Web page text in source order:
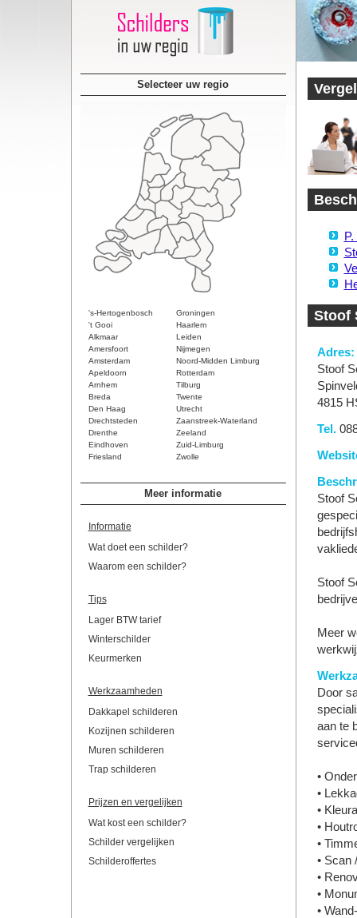
Selecteer uw regio
's-Hertogenbosch
Groningen
't Gooi
Haarlem
Alkmaar
Leiden
Amersfoort
Nijmegen
Amsterdam
Noord-Midden Limburg
Apeldoorn
Rotterdam
Arnhem
Tilburg
Breda
Twente
Den Haag
Utrecht
Drechtsteden
Zaanstreek-Waterland
Drenthe
Zeeland
Eindhoven
Zuid-Limburg
Friesland
Zwolle
Meer informatie
Informatie
Wat doet een schilder?
Waarom een schilder?
Tips
Lager BTW tarief
Winterschilder
Keurmerken
Werkzaamheden
Dakkapel schilderen
Kozijnen schilderen
Muren schilderen
Trap schilderen
Prijzen en vergelijken
Wat kost een schilder?
Schilder vergelijken
Schilderoffertes
Stoof
Adres:
Stoof
4815
Tel.
Stoof
Stoof
Meer
Door
aan te
•
•
•
•
•
• Scan
•
•
•